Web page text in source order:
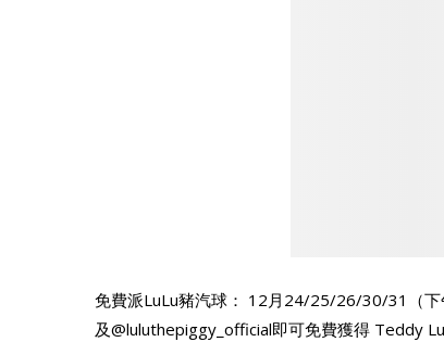
免費派LuLu豬汽球： 12月24/25/26/30/31（下
及@luluthepiggy_official即可免費獲得 Teddy